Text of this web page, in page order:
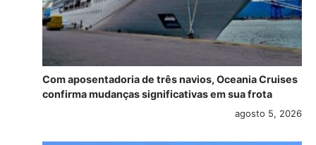
Com aposentadoria de três navios, Oceania Cruises
confirma mudanças significativas em sua frota
agosto 5, 2026